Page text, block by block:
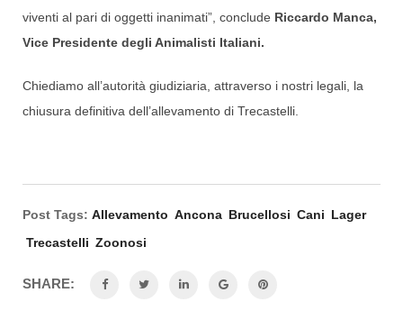
viventi al pari di oggetti inanimati”, conclude Riccardo Manca,
Vice Presidente degli Animalisti Italiani.
Chiediamo all’autorità giudiziaria, attraverso i nostri legali, la
chiusura definitiva dell’allevamento di Trecastelli.
Post Tags: Allevamento Ancona Brucellosi Cani Lager
Trecastelli Zoonosi
SHARE: